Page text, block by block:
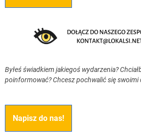
Byłeś świadkiem jakiegoś wydarzenia?
poinformować? Chcesz pochwalić się swoimi
Napisz do nas!